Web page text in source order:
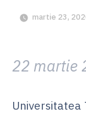
martie 23,
22 martie
Universitatea